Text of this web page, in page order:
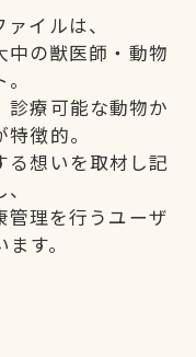
イルは、
中の獣医師・動物
診療可能な動物か
徴的。
る想いを取材し記
管理を行うユーザ
す。